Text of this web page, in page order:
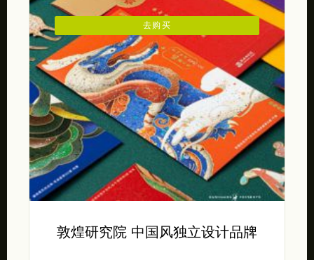
去购买
敦煌研究院 中国风独立设计品牌